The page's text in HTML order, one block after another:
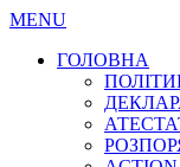
MENU
ГОЛОВНА